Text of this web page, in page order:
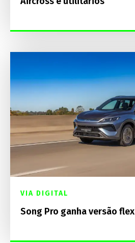
VIA DIGITAL
Song Pro ganha versão flex